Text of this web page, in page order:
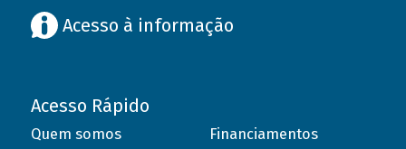
Acesso à informação
Acesso Rápido
Quem somos
Financiamentos